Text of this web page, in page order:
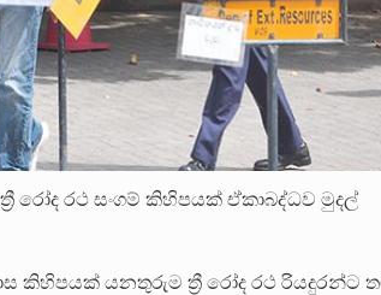
රෝද රථ සංගම් කිහිපයක් ඒකාබද්ධව මුදල්
යනතුරුම ත්‍රී රෝද රථ රියදුරන්ට